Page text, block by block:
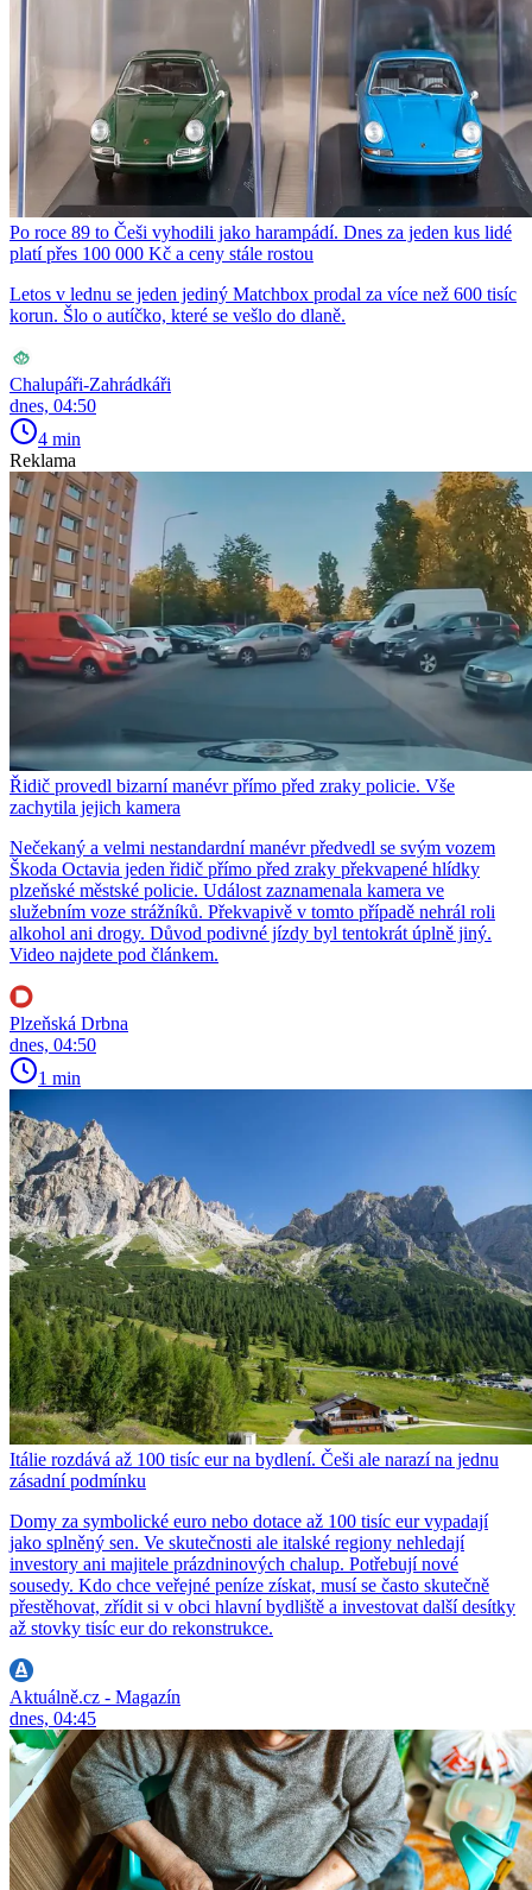
Po roce 89 to Češi vyhodili jako harampádí. Dnes za jeden kus lidé
platí přes 100 000 Kč a ceny stále rostou
Letos v lednu se jeden jediný Matchbox prodal za více než 600 tisíc
korun. Šlo o autíčko, které se vešlo do dlaně.
Chalupáři-Zahrádkáři
dnes, 04:50
4 min
Reklama
Řidič provedl bizarní manévr přímo před zraky policie. Vše
zachytila jejich kamera
Nečekaný a velmi nestandardní manévr předvedl se svým vozem
Škoda Octavia jeden řidič přímo před zraky překvapené hlídky
plzeňské městské policie. Událost zaznamenala kamera ve
služebním voze strážníků. Překvapivě v tomto případě nehrál roli
alkohol ani drogy. Důvod podivné jízdy byl tentokrát úplně jiný.
Video najdete pod článkem.
Plzeňská Drbna
dnes, 04:50
1 min
Itálie rozdává až 100 tisíc eur na bydlení. Češi ale narazí na jednu
zásadní podmínku
Domy za symbolické euro nebo dotace až 100 tisíc eur vypadají
jako splněný sen. Ve skutečnosti ale italské regiony nehledají
investory ani majitele prázdninových chalup. Potřebují nové
sousedy. Kdo chce veřejné peníze získat, musí se často skutečně
přestěhovat, zřídit si v obci hlavní bydliště a investovat další desítky
až stovky tisíc eur do rekonstrukce.
Aktuálně.cz - Magazín
dnes, 04:45